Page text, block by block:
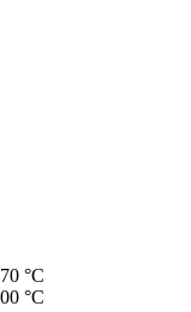
°C
°C